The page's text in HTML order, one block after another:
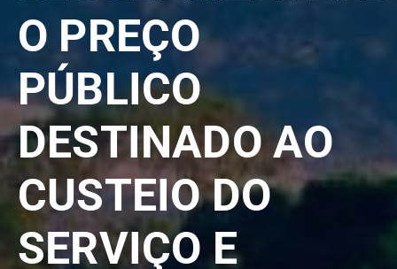
O PREÇO
PÚBLICO
DESTINADO AO
CUSTEIO DO
SERVIÇO E